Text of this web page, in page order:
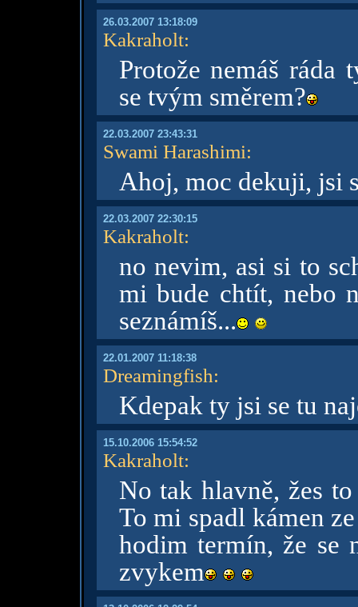
26.03.2007 13:18:09
Kakraholt:
Protože nemáš
se tvým směrem?
22.03.2007 23:43:31
Swami Harashimi:
Ahoj, moc dekuji, jsi
22.03.2007 22:30:15
Kakraholt:
no nevim, asi si to
mi bude chtít, nebo
seznámíš...
22.01.2007 11:18:38
Dreamingfish:
Kdepak ty jsi se tu
15.10.2006 15:54:52
Kakraholt:
No tak hlavně, žes
To mi spadl kámen
hodim termín, že se
zvykem